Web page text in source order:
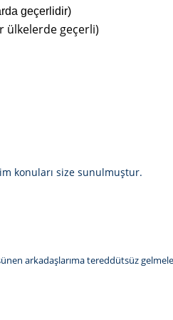
geçerlidir)
ülkelerde geçerli)
konuları size sunulmuştur.
arkadaşlarıma tereddütsüz